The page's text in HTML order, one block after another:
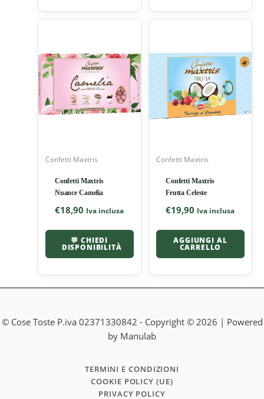
Confetti Maxtris
Confetti Maxtris
Nuance Camelia
€18,90 Iva inclusa
💬 CHIEDI
DISPONIBILITÀ
Confetti Maxtris
Confetti Maxtris
Frutta Celeste
€19,90 Iva inclusa
AGGIUNGI AL
CARRELLO
© Cose Toste P.iva 02371330842 - Copyright © 2026 | Powered
by Manulab
TERMINI E CONDIZIONI
COOKIE POLICY (UE)
PRIVACY POLICY